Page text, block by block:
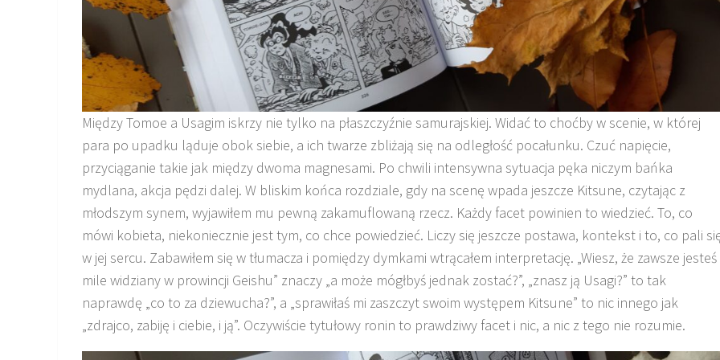
Między Tomoe a Usagim iskrzy nie tylko na płaszczyźnie samurajskiej. Widać to choćby w scenie, w której
para po upadku ląduje obok siebie, a ich twarze zbliżają się na odległość pocałunku. Czuć napięcie,
przyciąganie takie jak między dwoma magnesami. Po chwili intensywna sytuacja pęka niczym bańka
mydlana, akcja pędzi dalej. W bliskim końca rozdziale, gdy na scenę wpada jeszcze Kitsune, czytając z
młodszym synem, wyjawiłem mu pewną zakamuflowaną rzecz. Każdy facet powinien to wiedzieć. To, co
mówi kobieta, niekoniecznie jest tym, co chce powiedzieć. Liczy się jeszcze postawa, kontekst i to, co pali
w jej sercu. Zabawiłem się w tłumacza i pomiędzy dymkami wtrącałem interpretację. „Wiesz, że zawsze jesteś
mile widziany w prowincji Geishu” znaczy „a może mógłbyś jednak zostać?”, „znasz ją Usagi?” to tak
naprawdę „co to za dziewucha?”, a „sprawiłaś mi zaszczyt swoim występem Kitsune” to nic innego jak
„zdrajco, zabiję i ciebie, i ją”. Oczywiście tytułowy ronin to prawdziwy facet i nic, a nic z tego nie rozumie.